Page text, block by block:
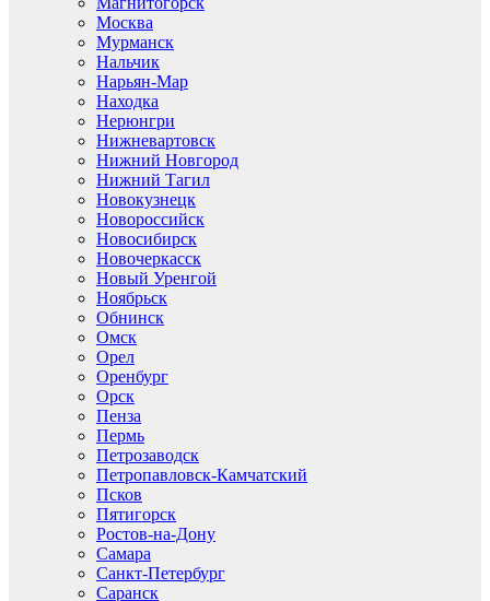
Москва
Мурманск
Нальчик
Нарьян-Мар
Находка
Нерюнгри
Нижневартовск
Нижний Новгород
Нижний Тагил
Новокузнецк
Новороссийск
Новосибирск
Новочеркасск
Новый Уренгой
Ноябрьск
Обнинск
Омск
Орел
Оренбург
Орск
Пенза
Пермь
Петрозаводск
Петропавловск-Камчатский
Псков
Пятигорск
Ростов-на-Дону
Самара
Санкт-Петербург
Саранск